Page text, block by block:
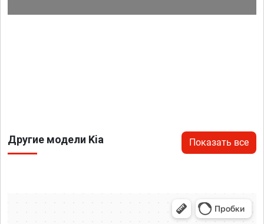
Другие модели Kia Показать все